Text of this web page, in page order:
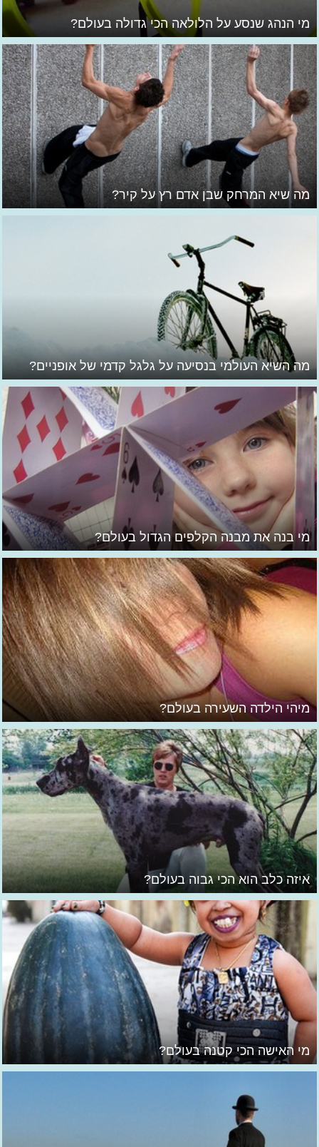
מי הנהג שנסע על הלולאה הכי גדולה בעולם?
מה שיא המרחק שבן אדם רץ על קיר?
מה השיא העולמי בנסיעה על גלגל קדמי של אופניים?
מי בנה את מבנה הקלפים הגדול בעולם?
מיהי הילדה השעירה בעולם?
איזה כלב הוא הכי גבוה בעולם?
מי האישה הכי קטנה בעולם?